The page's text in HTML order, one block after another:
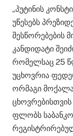
„პუტინის
უწესებს
შესწორებების
კანდიდატი
რომელსაც 25
უცხოვრია
ორმაგი
ფლობს საბანკო